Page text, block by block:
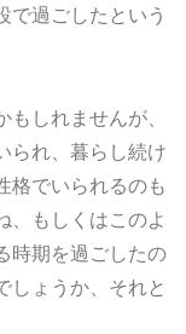
で過ごしたという
しれませんが、
られ、暮らし続け
格でいられるのも
、もしくはこのよ
時期を過ごしたの
しょうか、それと